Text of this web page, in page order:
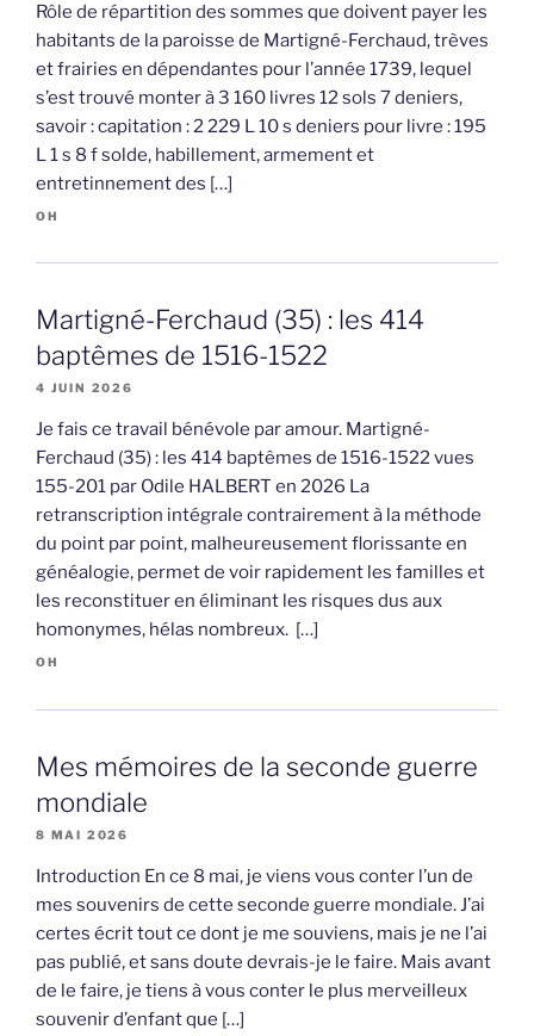
Rôle de répartition des sommes que doivent payer les
habitants de la paroisse de Martigné-Ferchaud, trèves
et frairies en dépendantes pour l’année 1739, lequel
s’est trouvé monter à 3 160 livres 12 sols 7 deniers,
savoir : capitation : 2 229 L 10 s deniers pour livre : 195
L 1 s 8 f solde, habillement, armement et
entretinnement des […]
OH
Martigné-Ferchaud (35) : les 414
baptêmes de 1516-1522
4 JUIN 2026
Je fais ce travail bénévole par amour. Martigné-
Ferchaud (35) : les 414 baptêmes de 1516-1522 vues
155-201 par Odile HALBERT en 2026 La
retranscription intégrale contrairement à la méthode
du point par point, malheureusement florissante en
généalogie, permet de voir rapidement les familles et
les reconstituer en éliminant les risques dus aux
homonymes, hélas nombreux. […]
OH
Mes mémoires de la seconde guerre
mondiale
8 MAI 2026
Introduction En ce 8 mai, je viens vous conter l’un de
mes souvenirs de cette seconde guerre mondiale. J’ai
certes écrit tout ce dont je me souviens, mais je ne l’ai
pas publié, et sans doute devrais-je le faire. Mais avant
de le faire, je tiens à vous conter le plus merveilleux
souvenir d’enfant que […]